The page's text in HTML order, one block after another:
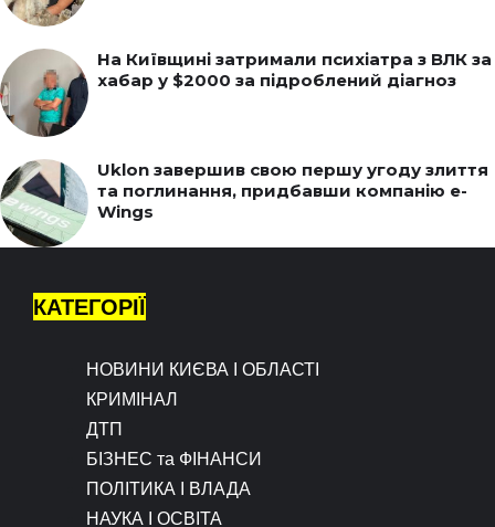
На Київщині затримали психіатра з ВЛК за
хабар у $2000 за підроблений діагноз
Uklon завершив свою першу угоду злиття
та поглинання, придбавши компанію e-
Wings
КАТЕГОРІЇ
НОВИНИ КИЄВА І ОБЛАСТІ
КРИМІНАЛ
ДТП
БІЗНЕС та ФІНАНСИ
ПОЛІТИКА І ВЛАДА
НАУКА І ОСВІТА